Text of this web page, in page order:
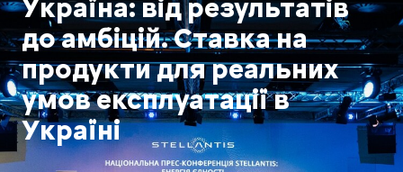
Україна:від результатів
до амбіцій.Ставка на
продукти для реальних
умов експлуатації в
Україні